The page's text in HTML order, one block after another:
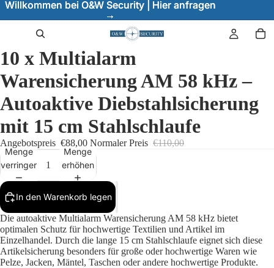
Willkommen bei O&W Security | Hier anfragen
→
Willkommen bei O&W Security | Hier anfragen
→
10 x Multialarm
Warensicherung AM 58 kHz –
Autoaktive Diebstahlsicherung
mit 15 cm Stahlschlaufe
Angebotspreis €88,00 Normaler Preis €110,00
Menge
verringern
Menge
erhöhen
In den Warenkorb legen
Die autoaktive Multialarm Warensicherung AM 58 kHz bietet
optimalen Schutz für hochwertige Textilien und Artikel im
Einzelhandel. Durch die lange 15 cm Stahlschlaufe eignet sich diese
Artikelsicherung besonders für große oder hochwertige Waren wie
Pelze, Jacken, Mäntel, Taschen oder andere hochwertige Produkte.